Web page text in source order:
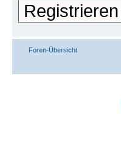
Registrieren
Foren-Übersicht